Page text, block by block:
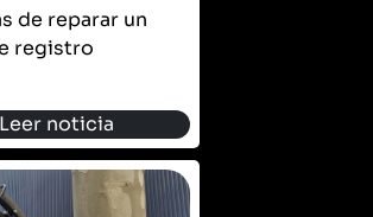
de reparar un
registro
Leer noticia